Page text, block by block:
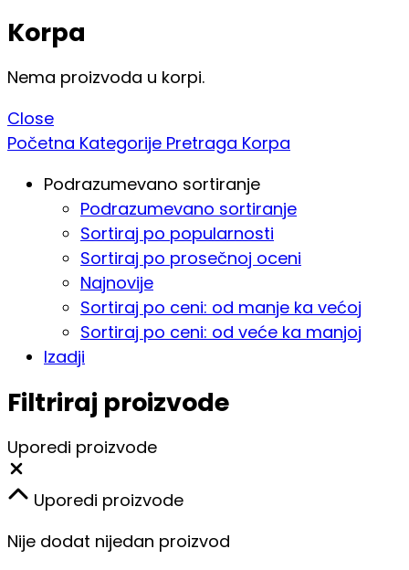
Korpa
Nema proizvoda u korpi.
Close
Početna Kategorije Pretraga Korpa
Podrazumevano sortiranje
Podrazumevano sortiranje
Sortiraj po popularnosti
Sortiraj po prosečnoj oceni
Najnovije
Sortiraj po ceni: od manje ka većoj
Sortiraj po ceni: od veće ka manjoj
Izadji
Filtriraj proizvode
Uporedi proizvode
Uporedi proizvode
Nije dodat nijedan proizvod